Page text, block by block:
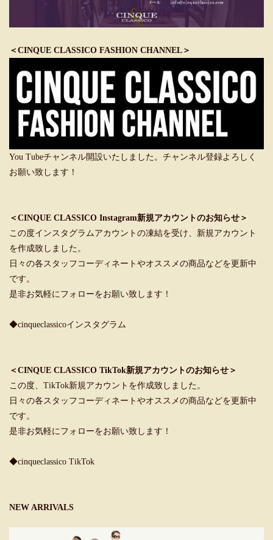
＜CINQUE CLASSICO FASHION CHANNEL＞
You Tubeチャンネル開設いたしました。チャンネル登録よろしく
お願い致します！
＜CINQUE CLASSICO Instagram新規アカウントのお知らせ＞
この度インスタグラムアカウントの凍結を受け、新規アカウント
を作成致しました。
日々の各スタッフコーディネートやオススメの商品などを更新中
です。
是非お気軽にフォローをお願い致します！
◆cinqueclassicoインスタグラム
＜CINQUE CLASSICO TikTok新規アカウントのお知らせ＞
この度、TikTok新規アカウントを作成致しました。
日々の各スタッフコーディネートやオススメの商品などを更新中
です。
是非お気軽にフォローをお願い致します！
◆cinqueclassico TikTok
NEW ARRIVALS